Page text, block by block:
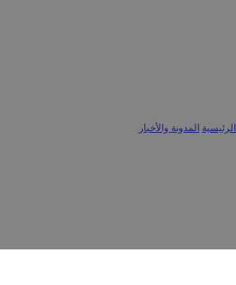
الرئيسية المدونة والأخبار